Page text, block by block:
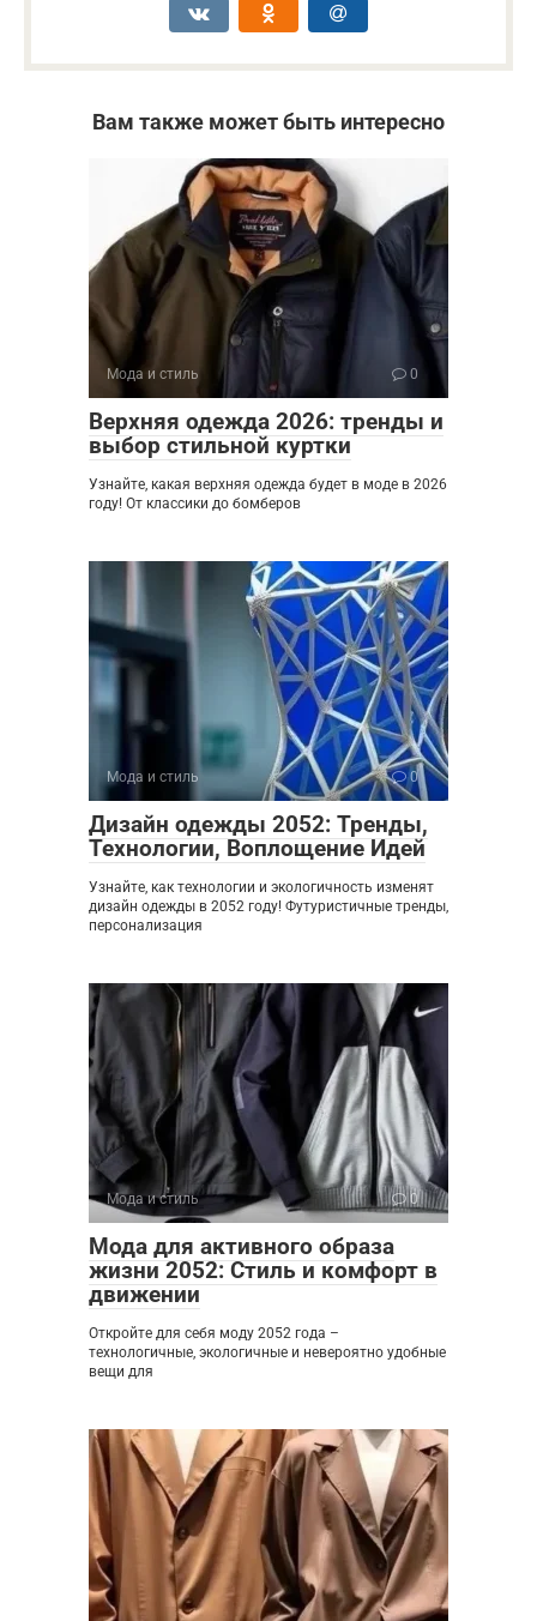
Вам также может быть интересно
Мода и стиль 0
Верхняя одежда 2026: тренды и
выбор стильной куртки
Узнайте, какая верхняя одежда будет в моде в 2026
году! От классики до бомберов
Мода и стиль 0
Дизайн одежды 2052: Тренды,
Технологии, Воплощение Идей
Узнайте, как технологии и экологичность изменят
дизайн одежды в 2052 году! Футуристичные тренды,
персонализация
Мода и стиль 0
Мода для активного образа
жизни 2052: Стиль и комфорт в
движении
Откройте для себя моду 2052 года –
технологичные, экологичные и невероятно удобные
вещи для